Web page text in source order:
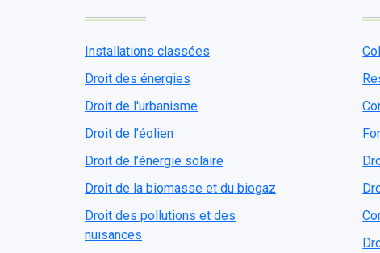
Installations classées
Droit des énergies
Droit de l'urbanisme
Droit de l’éolien
Droit de l’énergie solaire
Droit de la biomasse et du biogaz
Droit des pollutions et des
nuisances